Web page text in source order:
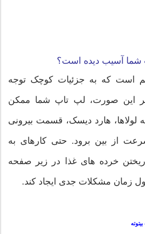
شما آسیب دیده است؟
است که به جزئیات کوچک توجه
این صورت، لپ تاپ شما ممکن
لولاها، هارد دیسک، قسمت بیرونی
از بین برود. حتی کارهای به
خرده های غذا در زیر صفحه
زمان مشکلات جدی ایجاد کند.